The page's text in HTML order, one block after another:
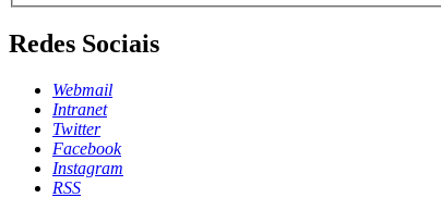
Redes Sociais
Webmail
Intranet
Twitter
Facebook
Instagram
RSS